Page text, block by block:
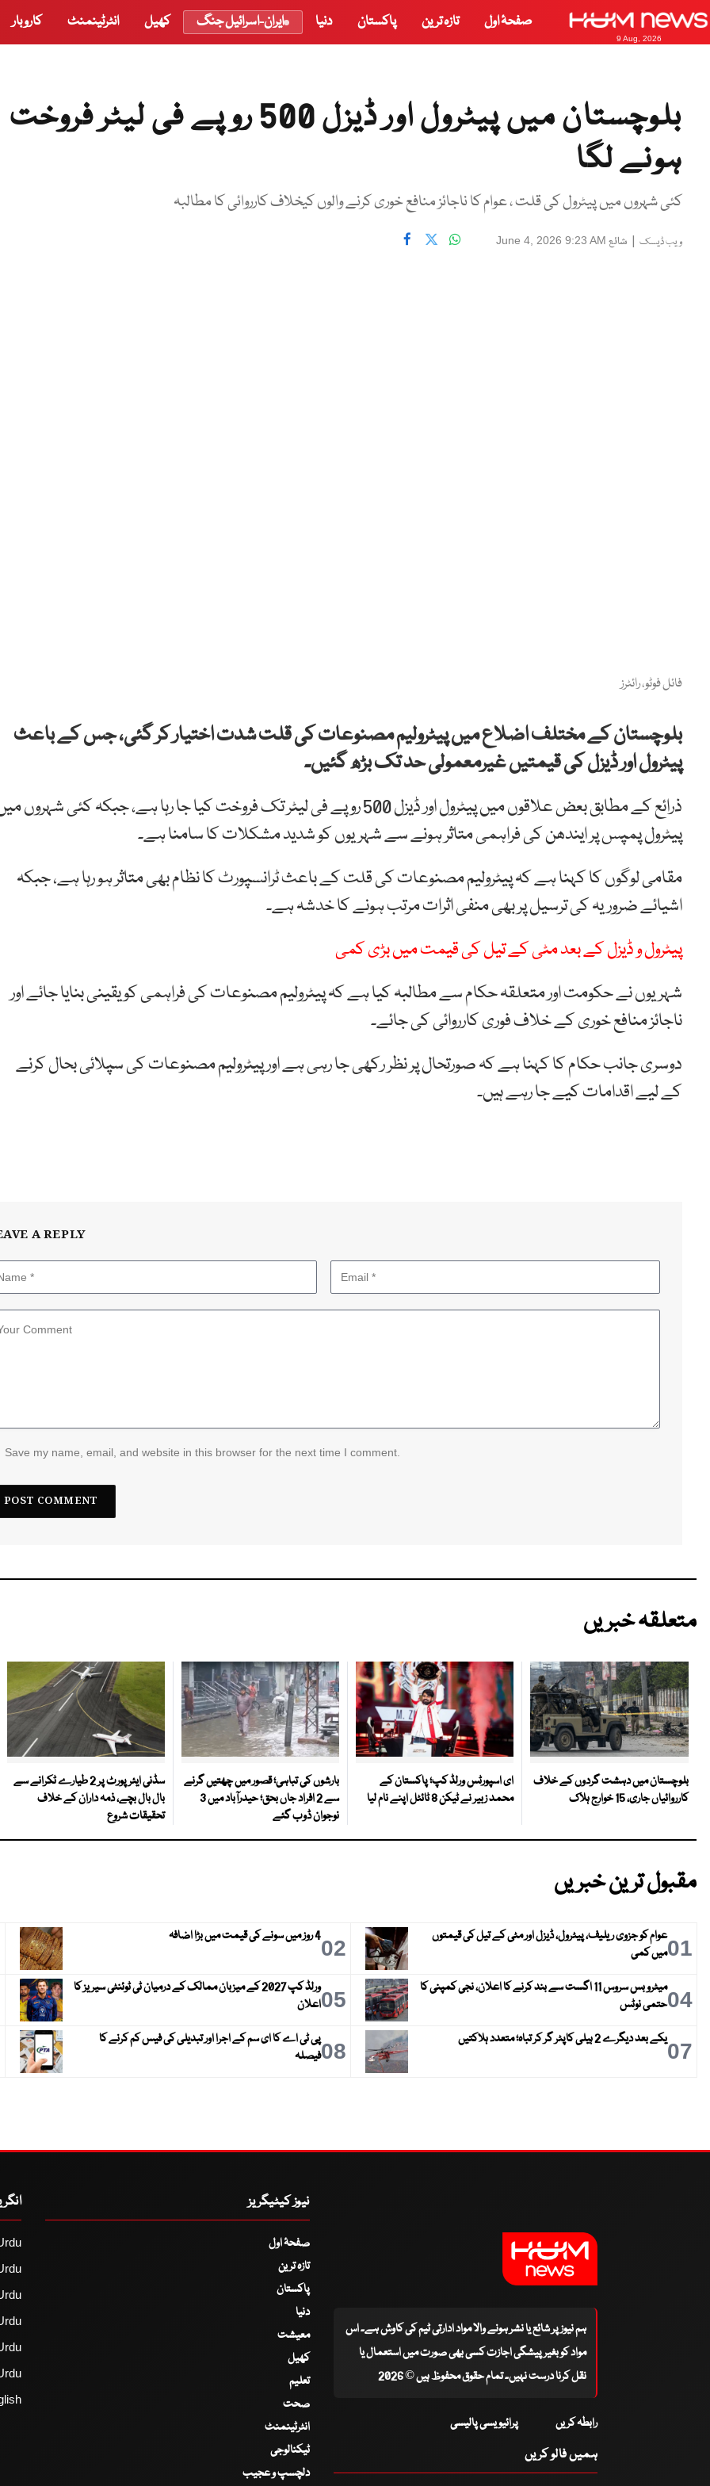
9 Aug, 2026
صفحۂ اول تازہ ترین پاکستان دنیا ایران-اسرائیل جنگ کھیل انٹرٹینمنٹ کاروبار
بلوچستان میں پیٹرول اور ڈیزل 500 روپے فی لیٹر فروخت
ہونے لگا
کئی شہروں میں پیٹرول کی قلت ، عوام کا ناجائز منافع خوری کرنے والوں کیخلاف کارروائی کا مطالبہ
ویب ڈیسک | شائع June 4, 2026 9:23 AM
فائل فوٹو، رائٹرز
بلوچستان کے مختلف اضلاع میں پیٹرولیم مصنوعات کی قلت شدت اختیار کر گئی، جس کے باعث
پیٹرول اور ڈیزل کی قیمتیں غیرمعمولی حد تک بڑھ گئیں۔
ذرائع کے مطابق بعض علاقوں میں پیٹرول اور ڈیزل 500 روپے فی لیٹر تک فروخت کیا جا رہا ہے، جبکہ کئی شہروں
پیٹرول پمپس پر ایندھن کی فراہمی متاثر ہونے سے شہریوں کو شدید مشکلات کا سامنا ہے۔
مقامی لوگوں کا کہنا ہے کہ پیٹرولیم مصنوعات کی قلت کے باعث ٹرانسپورٹ کا نظام بھی متاثر ہو رہا ہے، جبکہ
اشیائے ضروریہ کی ترسیل پر بھی منفی اثرات مرتب ہونے کا خدشہ ہے۔
پیٹرول و ڈیزل کے بعد مٹی کے تیل کی قیمت میں بڑی کمی
شہریوں نے حکومت اور متعلقہ حکام سے مطالبہ کیا ہے کہ پیٹرولیم مصنوعات کی فراہمی کو یقینی بنایا جائے اور
ناجائز منافع خوری کے خلاف فوری کارروائی کی جائے۔
دوسری جانب حکام کا کہنا ہے کہ صورتحال پر نظر رکھی جا رہی ہے اور پیٹرولیم مصنوعات کی سپلائی بحال کرنے
کے لیے اقدامات کیے جا رہے ہیں۔
A REPLY
Save my name, email, and website in this browser for the next time I comment.
متعلقہ خبریں
بلوچستان میں دہشت گردوں کے خلاف
کارروائیاں جاری، 15 خوارج ہلاک
ای اسپورٹس ورلڈ کپ؛ پاکستان کے
محمد زبیر نے ٹیکن 8 ٹائٹل اپنے نام لیا
بارشوں کی تباہی؛ قصور میں چھتیں گرنے
سے 2 افراد جاں بحق؛ حیدرآباد میں 3
نوجوان ڈوب گئے
سڈنی ایئرپورٹ پر 2 طیارے ٹکرانے سے
بال بال بچے، ذمہ داران کے خلاف
تحقیقات شروع
مقبول ترین خبریں
01عوام کو جزوی ریلیف، پیٹرول، ڈیزل اور مٹی کے تیل کی قیمتوں
میں کمی
024 روز میں سونے کی قیمت میں بڑا اضافہ
04
میٹرو بس سروس 11 اگست سے بند کرنے کا اعلان، نجی کمپنی کا
حتمی نوٹس
05
ورلڈ کپ 2027 کے میزبان ممالک کے درمیان ٹی ٹوئنٹی سیریز کا
اعلان
07یکے بعد دیگرے 2 ہیلی کاپٹر گر کر تباہ؛ متعدد ہلاکتیں 08پی ٹی اے کا ای سم کے اجرا اور تبدیلی کی فیس کم کرنے کا
فیصلہ
ہم نیوز پر شائع یا نشر ہونے والا مواد ادارتی ٹیم کی کاوش ہے۔ اس
مواد کو بغیر پیشگی اجازت کسی بھی صورت میں استعمال یا
نقل کرنا درست نہیں۔ تمام حقوق محفوظ ہیں © 2026
رابطہ کریں پرائیویسی پالیسی
ہمیں فالو کریں
نیوز کیٹیگریز
صفحۂ اول
تازہ ترین
پاکستان
دنیا
معیشت
کھیل
تعلیم
صحت
انٹرٹینمنٹ
ٹیکنالوجی
دلچسپ و عجیب